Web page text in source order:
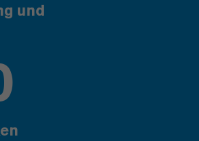
und